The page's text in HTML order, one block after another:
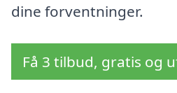
dine forventninger.
Få 3 tilbud, gratis og